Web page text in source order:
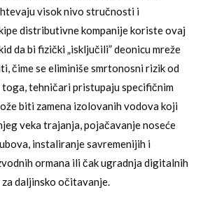
visok nivo stručnosti i
distributivne kompanije koriste ovaj
da bi fizički „isključili” deonicu mreže
čime se eliminiše smrtonosni rizik od
toga, tehničari pristupaju specifičnim
biti zamena izolovanih vodova koji
veka trajanja, pojačavanje noseće
instaliranje savremenijih i
ormana ili čak ugradnja digitalnih
daljinsko očitavanje.